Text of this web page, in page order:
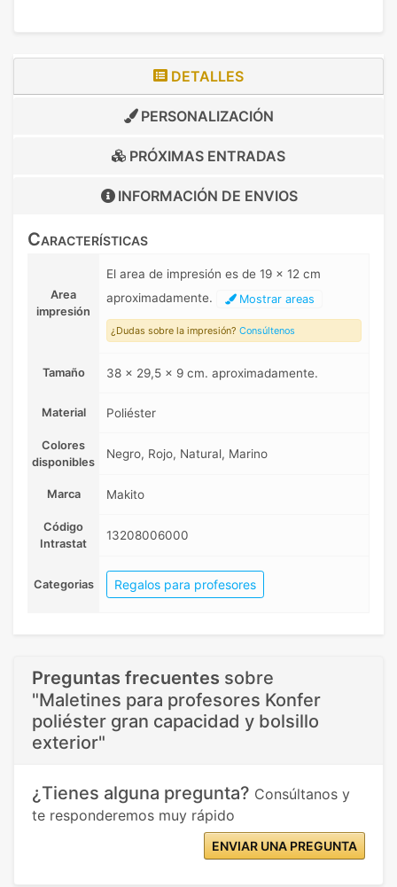
DETALLES
PERSONALIZACIÓN
PRÓXIMAS ENTRADAS
INFORMACIÓN DE ENVIOS
Características
Area
impresión
El area de impresión es de 19 x 12 cm
aproximadamente.
Mostrar areas
¿Dudas sobre la impresión? Consúltenos
Tamaño 38 x 29,5 x 9 cm. aproximadamente.
Material Poliéster
Colores
disponibles
Negro, Rojo, Natural, Marino
Marca Makito
Código
Intrastat
13208006000
Categorias Regalos para profesores
Preguntas frecuentes sobre
"Maletines para profesores Konfer
poliéster gran capacidad y bolsillo
exterior"
¿Tienes alguna pregunta? Consúltanos y
te responderemos muy rápido
ENVIAR UNA PREGUNTA